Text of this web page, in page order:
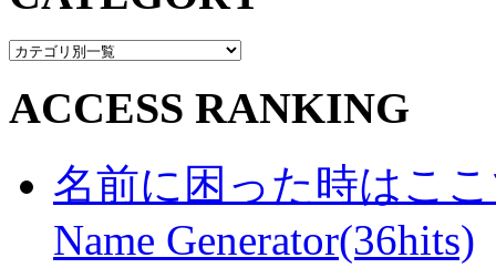
ACCESS RANKING
名前に困った時はここ
Name Generator(36hits)